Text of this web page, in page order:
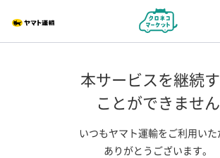
本サービスを継続
ことができません
いつもヤマト運輸をご利用いた
ありがとうございます。